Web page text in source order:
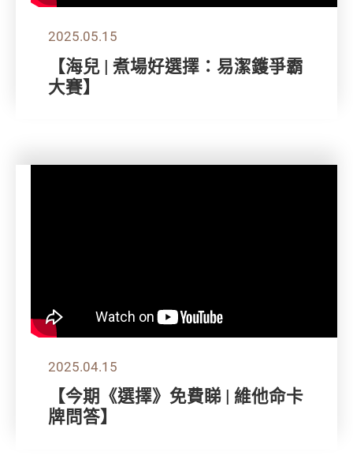
2025.05.15
【海兒 | 煮場好選擇：易潔鑊爭霸
大賽】
2025.04.15
【今期《選擇》免費睇 | 維他命卡
牌問答】